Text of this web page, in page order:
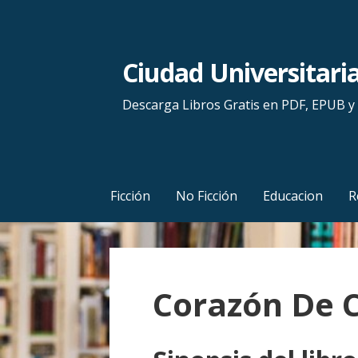
n
t
e
n
i
d
Ciudad
Descarga Libros Gratis en PDF, EPUB y
Ficción No Ficción Educacion
Corazón De